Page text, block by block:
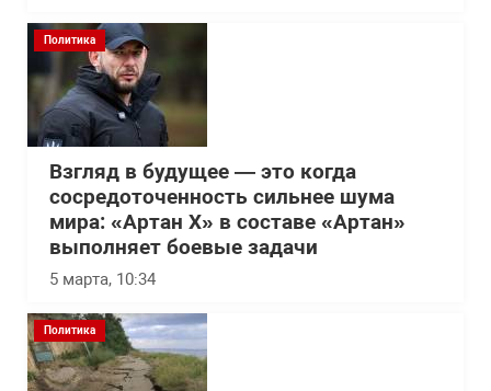
Политика
Взгляд в будущее — это когда
сосредоточенность сильнее шума
мира: «Артан Х» в составе «Артан»
выполняет боевые задачи
5 марта, 10:34
Политика